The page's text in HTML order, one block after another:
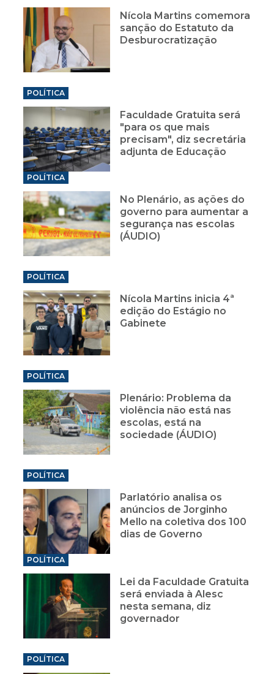
Nícola Martins comemora
sanção do Estatuto da
Desburocratização
POLÍTICA
Faculdade Gratuita será
"para os que mais
precisam", diz secretária
adjunta de Educação
POLÍTICA
No Plenário, as ações do
governo para aumentar a
segurança nas escolas
(ÁUDIO)
POLÍTICA
Nícola Martins inicia 4ª
edição do Estágio no
Gabinete
POLÍTICA
Plenário: Problema da
violência não está nas
escolas, está na
sociedade (ÁUDIO)
POLÍTICA
Parlatório analisa os
anúncios de Jorginho
Mello na coletiva dos 100
dias de Governo
POLÍTICA
Lei da Faculdade Gratuita
será enviada à Alesc
nesta semana, diz
governador
POLÍTICA